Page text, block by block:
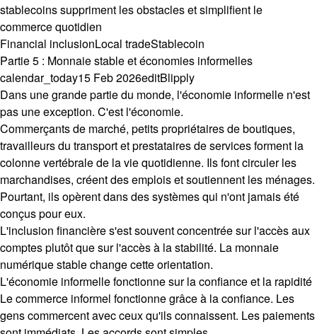
stablecoins suppriment les obstacles et simplifient le
commerce quotidien
Financial inclusionLocal tradeStablecoin
Partie 5 : Monnaie stable et économies informelles
calendar_today15 Feb 2026editBlipply
Dans une grande partie du monde, l'économie informelle n'est
pas une exception. C'est l'économie.
Commerçants de marché, petits propriétaires de boutiques,
travailleurs du transport et prestataires de services forment la
colonne vertébrale de la vie quotidienne. Ils font circuler les
marchandises, créent des emplois et soutiennent les ménages.
Pourtant, ils opèrent dans des systèmes qui n'ont jamais été
conçus pour eux.
L'inclusion financière s'est souvent concentrée sur l'accès aux
comptes plutôt que sur l'accès à la stabilité. La monnaie
numérique stable change cette orientation.
L'économie informelle fonctionne sur la confiance et la rapidité
Le commerce informel fonctionne grâce à la confiance. Les
gens commercent avec ceux qu'ils connaissent. Les paiements